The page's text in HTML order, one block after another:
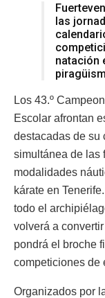
las
natación
Los 43.º
Escolar afrontan
destacadas de su
simultánea de las
modalidades
kárate en
todo el
volverá a
pondrá el broche
competiciones de
Organizados por